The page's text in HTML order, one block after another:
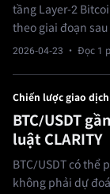
tầng Layer-2
theo giai đoạn
2026-04-23 · Đọc 1
Chiến lược giao dịch
BTC/USDT
luật CLARITY
BTC/USDT có thể
không phải dự